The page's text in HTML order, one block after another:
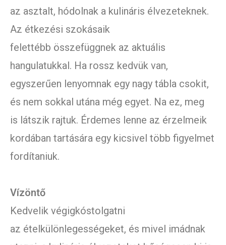
az asztalt, hódolnak a kulináris élvezeteknek.
Az étkezési szokásaik
felettébb összefüggnek az aktuális
hangulatukkal. Ha rossz kedvük van,
egyszerűen lenyomnak egy nagy tábla csokit,
és nem sokkal utána még egyet. Na ez, meg
is látszik rajtuk. Érdemes lenne az érzelmeik
kordában tartására egy kicsivel több figyelmet
fordítaniuk.
Vízöntő
Kedvelik végigkóstolgatni
az ételkülönlegességeket, és mivel imádnak